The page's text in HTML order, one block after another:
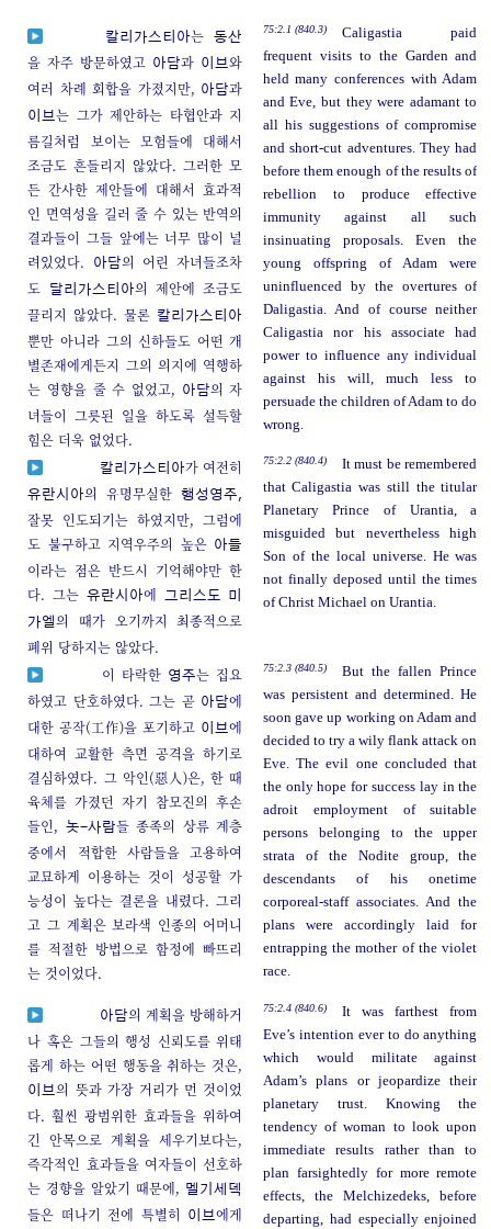
칼리가스티아는동산
을 자주 방문하였고 아담과 이브와
여러 차례 회합을 가졌지만, 아담과
이브는 그가 제안하는 타협안과 지
름길처럼 보이는 모험들에 대해서
조금도 흔들리지 않았다. 그러한 모
든 간사한 제안들에 대해서 효과적
인 면역성을 길러 줄 수 있는 반역의
결과들이 그들 앞에는 너무 많이 널
려있었다.
아담의 어린 자녀들조차
도
달리가스티아의 제안에 조금도
끌리지 않았다. 물론 칼리가스티아
뿐만 아니라 그의 신하들도 어떤 개
별존재에게든지 그의 의지에 역행하
는 영향을 줄 수 없었고,
아담의 자
녀들이 그릇된 일을 하도록 설득할
힘은 더욱 없었다.
75:2.1 (840.3)
Caligastia paid
frequent visits to the Garden and
held many conferences with Adam
and Eve, but they were adamant to
all his suggestions of compromise
and short-cut adventures. They had
before them enough of the results of
rebellion to produce effective
immunity against all such
insinuating proposals. Even the
young offspring of Adam were
uninfluenced by the overtures of
Daligastia. And of course neither
Caligastia nor his associate had
power to influence any individual
against his will, much less to
persuade the children of Adam to do
wrong.
칼리가스티아가 여전히
유란시아의 유명무실한행성영주,
잘못 인도되기는 하였지만, 그럼에
도 불구하고 지역우주의 높은 아들
이라는 점은 반드시 기억해야만 한
다. 그는 유란시아에 그리스도
미
가엘의 때가 오기까지 최종적으로
폐위 당하지는 않았다.
75:2.2 (840.4)
It must be remembered
that Caligastia was still the titular
Planetary Prince of Urantia, a
misguided but nevertheless high
Son of the local universe. He was
not finally deposed until the times
of Christ Michael on Urantia.
이 타락한 영주는 집요
하였고 단호하였다. 그는 곧 아담에
대한 공작(工作)을 포기하고 이브에
대하여 교활한 측면 공격을 하기로
결심하였다. 그 악인(惡人)은, 한 때
육체를 가졌던 자기 참모진의 후손
들인,
놋-사람들 종족의 상류 계층
중에서 적합한 사람들을 고용하여
교묘하게 이용하는 것이 성공할 가
능성이 높다는 결론을 내렸다. 그리
고 그 계획은 보라색 인종의 어머니
를 적절한 방법으로 함정에 빠뜨리
는 것이었다.
75:2.3 (840.5)
But the fallen Prince
was persistent and determined. He
soon gave up working on Adam and
decided to try a wily flank attack on
Eve. The evil one concluded that
the only hope for success lay in the
adroit employment of suitable
persons belonging to the upper
strata of the Nodite group, the
descendants of his onetime
corporeal-staff associates. And the
plans were accordingly laid for
entrapping the mother of the violet
race.
아담의 계획을 방해하거
나 혹은 그들의 행성 신뢰도를 위태
롭게 하는 어떤 행동을 취하는 것은,
이브의 뜻과 가장 거리가 먼 것이었
다. 훨씬 광범위한 효과들을 위하여
긴 안목으로 계획을 세우기보다는,
즉각적인 효과들을 여자들이 선호하
는 경향을 알았기 때문에, 멜기세덱
들은 떠나기 전에 특별히 이브에게
75:2.4 (840.6)
It was farthest from
Eve’s intention ever to do anything
which would militate against
Adam’s plans or jeopardize their
planetary trust. Knowing the
tendency of woman to look upon
immediate results rather than to
plan farsightedly for more remote
effects, the Melchizedeks, before
departing, had especially enjoined